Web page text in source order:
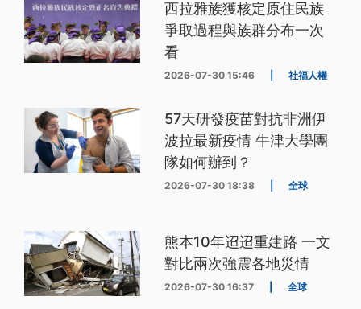
西拉雅族獲核定原住民族
爭取過程與族群分布一次
看
2026-07-30 15:46 社福人權
57天研發疫苗對抗非洲伊
波拉最新疫情 牛津大學團
隊如何辦到？
2026-07-30 18:38 全球
熊本10年迢迢重建路 一文
對比兩次強震各地災情
2026-07-30 16:37 全球